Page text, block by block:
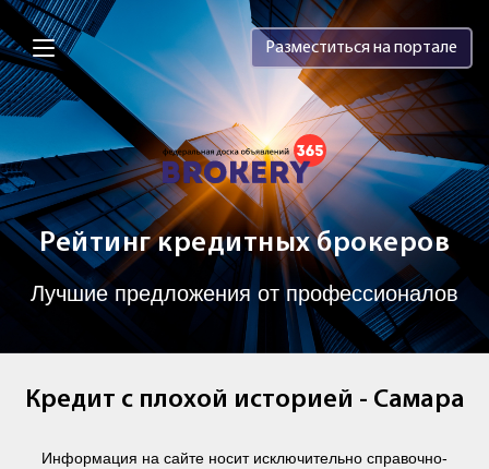
Brokery365 - Рейтинг кредитных
Разместиться на портале
Рейтинг кредитных брокеров
Лучшие предложения от профессионалов
Кредит с плохой историей - Самара
Информация на сайте носит исключительно справочно-